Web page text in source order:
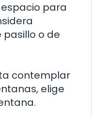
para
pasillo o de
contemplar
elige